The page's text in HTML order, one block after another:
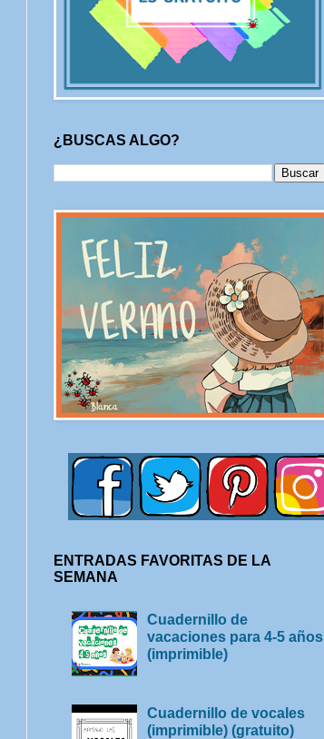
¿BUSCAS ALGO?
ENTRADAS FAVORITAS DE LA
SEMANA
Cuadernillo de
vacaciones para 4-5 años
(imprimible)
Cuadernillo de vocales
(imprimible) (gratuito)